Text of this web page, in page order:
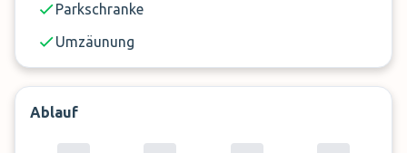
Parkschranke
Umzäunung
Ablauf